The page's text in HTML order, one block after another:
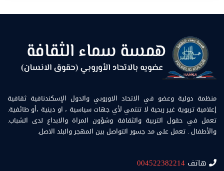
منظمة دولية وعضو في الاتحاد الاوروبي والدول الإسكندنافية ثقافية
إعلامية تربوية غير ربحية لا تنتمي لأي جهات سياسية ، او دينية ،أو طائفية.
تعمل في حقول التربية والثقافة وشؤون المراة والابداع لدى الشباب.
والأطفال . تعمل على مد جسور التواصل بين المهجر والبلد الاصل.
هاتف 004522382214